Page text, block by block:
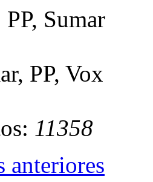
Sumar
PP, Vox
11358
anteriores